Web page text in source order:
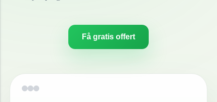
Få gratis offert